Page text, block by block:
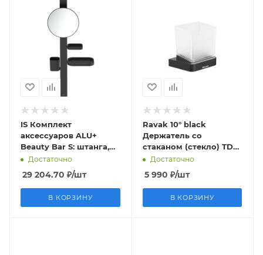
IS Комплект
аксессуаров ALU+
Beauty Bar S: штанга,
зеркало, полочки,
стакан; черный мат.
Достаточно
29 204.70 ₽/шт
В КОРЗИНУ
Ravak 10° black
Держатель со
стаканом (стекло) TD
210.20
Достаточно
5 990 ₽/шт
В КОРЗИНУ